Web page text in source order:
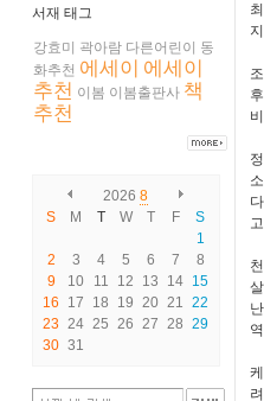
서재 태그
강효미 곽아람 다른어린이
동
화추천 에세이 에세이
추천 이봄 이봄출판사 책
추천
2026 8
S
M T W T F
S
1
2
3 4 5 6 7
8
9
10 11 12 13 14 15
16
17 18 19 20 21 22
23 24 25 26 27 28 29
30 31